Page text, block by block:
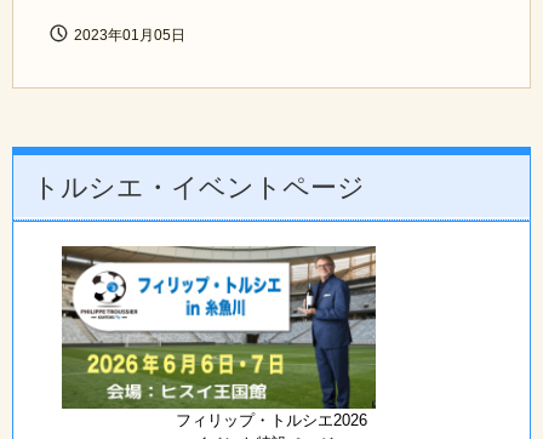
2023年01月05日
トルシエ・イベントページ
フィリップ・トルシエ2026